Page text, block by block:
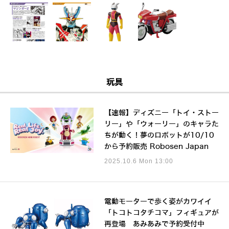
玩具
【速報】ディズニー「トイ・ストー
リー」や「ウォーリー」のキャラた
ちが動く！夢のロボットが10/10
から予約販売 Robosen Japan
2025.10.6 Mon 13:00
電動モーターで歩く姿がカワイイ
「トコトコタチコマ」フィギュアが
再登場 あみあみで予約受付中